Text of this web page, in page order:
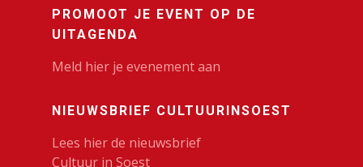
PROMOOT JE EVENT OP DE
UITAGENDA
Meld hier je evenement aan
NIEUWSBRIEF CULTUURINSOEST
Lees hier de nieuwsbrief
Cultuur in Soest